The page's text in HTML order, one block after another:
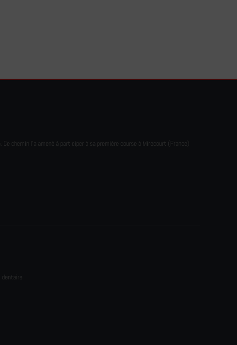
Ce chemin l'a amené à participer à sa première course à Mirecourt (France)